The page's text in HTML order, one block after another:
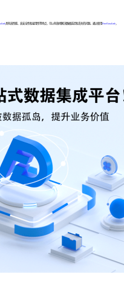
具有高性能、高安全性和易用性等特点，可以有效地解决数据延迟和丢失的问题。通过使用FineDataLink